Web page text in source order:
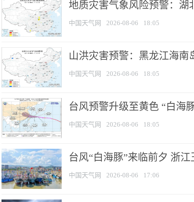
地质灾害气象风险预警：湖
中国天气网 2026-08-06 18:05
山洪灾害预警：黑龙江海南
中国天气网 2026-08-06 18:05
台风预警升级至黄色 “白海
中国天气网 2026-08-06 18:05
台风“白海豚”来临前夕 浙
中国天气网 2026-08-06 17:06